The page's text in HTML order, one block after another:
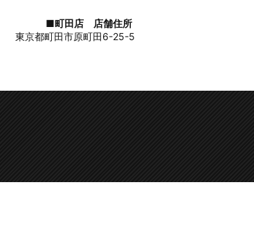
■町田店 店舗住所
東京都町田市原町田6-25-5